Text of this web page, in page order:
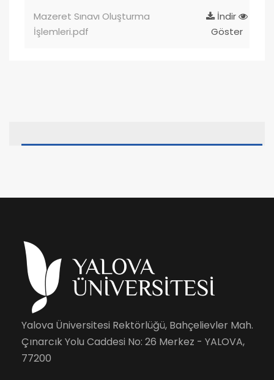
Mazeret Sınavı Oluşturma
İşlemleri.pdf
İndir
Göster
Yalova Üniversitesi Rektörlüğü, Bahçelievler Mah.
Çınarcık Yolu Caddesi No: 26 Merkez - YALOVA,
77200